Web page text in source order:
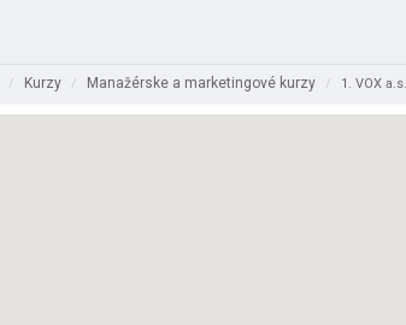
/ Kurzy / Manažérske a marketingové kurzy / 1. VOX a.s.